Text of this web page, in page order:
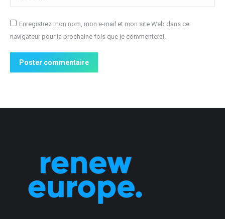
Enregistrez mon nom, mon e-mail et mon site Web dans ce
navigateur pour la prochaine fois que je commenterai.
Poster commentaire